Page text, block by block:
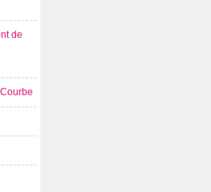
de